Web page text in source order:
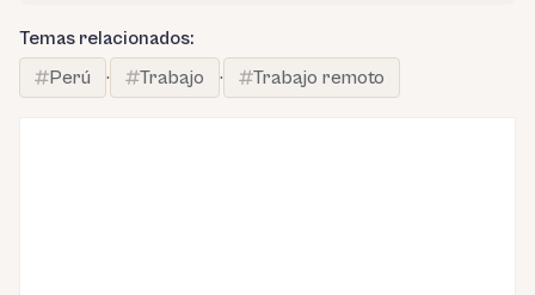
Temas relacionados:
Perú
· Trabajo · Trabajo remoto